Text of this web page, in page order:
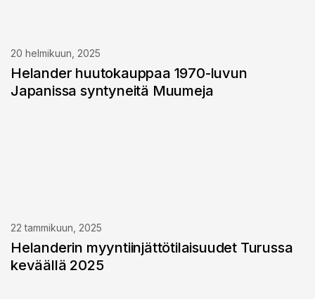
20 helmikuun, 2025
Helander huutokauppaa 1970-luvun
Japanissa syntyneitä Muumeja
22 tammikuun, 2025
Helanderin myyntiinjättötilaisuudet Turussa
keväällä 2025